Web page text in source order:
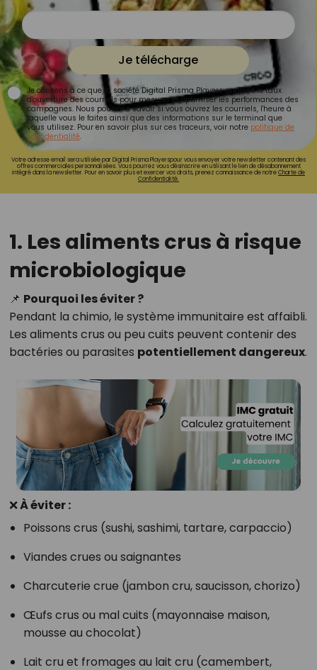
Je télécharge
Je consens à ce que la société Digital Prisma Players analyse le taux
d'ouverture des courriels pour mesurer et optimiser les performances des
campagnes. Nous pourrons savoir si vous ouvrez les courriels, l'heure à
laquelle vous le faites ainsi que des informations sur le terminal que
vous utilisez. Pour en savoir plus sur ces traceurs, voir notre politique de
confidentialité.
Votre adresse email sera utilisée par Digital Prisma Playerspour vous envoyer votre newsletter contenant des
offres commerciales personnalisées. Vous pourrez vous désinscrire en utilisant le lien de désabonnement
intégré dans la newsletter. Pour en savoir plus et exercer vos droits, prenez connaissance de notreCharte de
Confidentialité.
1. Les aliments crus à risque
microbiologique
📌 Pourquoi les éviter ?
Pendant la chimio, le système immunitaire est affaibli.
Les aliments crus ou peu cuits peuvent contenir des
bactéries ou parasites potentiellement dangereux.
❌ À éviter :
Poissons crus (sushi, sashimi, tartare, carpaccio)
Viandes crues ou saignantes
Charcuterie crue (jambon cru, saucisson, chorizo)
Œufs crus ou mal cuits (mayonnaise maison,
mousse au chocolat)
Lait cru et fromages au lait cru (camembert,